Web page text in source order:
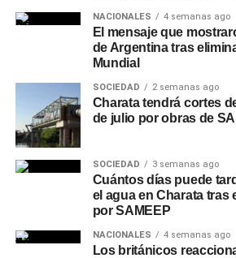
NACIONALES 4 semanas ago
El mensaje que
de Argentina tras
Mundial
SOCIEDAD 2 semanas ago
Charata tendrá cortes
de julio por obras de
SOCIEDAD 3 semanas ago
Cuántos días puede
el agua en Charata tras
por SAMEEP
NACIONALES 4 semanas ago
Los británicos